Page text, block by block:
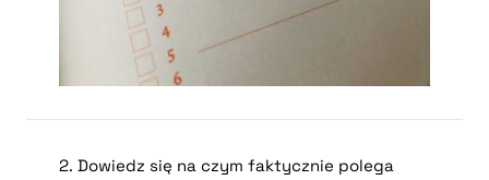
2. Dowiedz się na czym faktycznie polega